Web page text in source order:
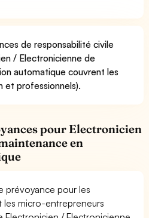
de responsabilité civile
/ Electronicienne de
automatique couvrent les
et professionnels).
pour Electronicien
en
prévoyance pour les
les micro-entrepreneurs